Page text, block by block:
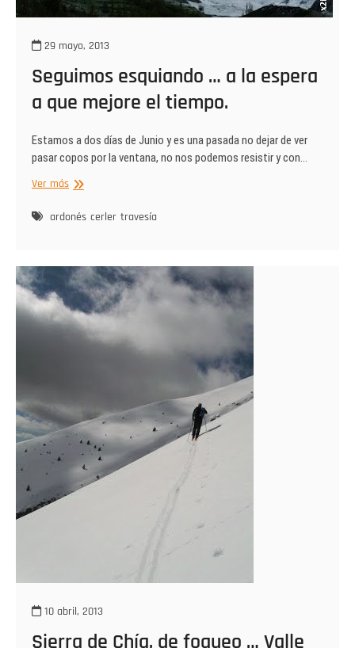
29 mayo, 2013
Seguimos esquiando … a la espera
a que mejore el tiempo.
Estamos a dos días de Junio y es una pasada no dejar de ver
pasar copos por la ventana, no nos podemos resistir y con…
Ver másSeguimos
…
espera
a
que
mejore
el
ardonés cerler travesía
10 abril, 2013
Sierra de Chía, de foqueo … Valle